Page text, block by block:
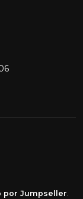
por Jumpseller.